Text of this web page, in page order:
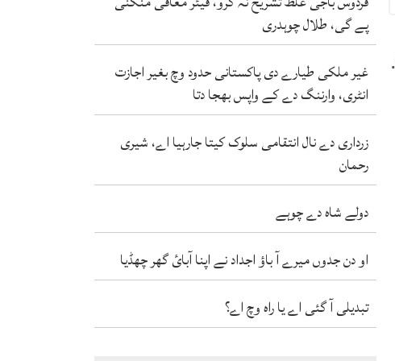
پے گی، طلال چوہدری
غیر ملکی طیارے دی پاکستانی حدود وچ بغیر اجازت
انٹری، وارننگ دے کے واپس بھجا دتا
زرداری دے نال انتقامی سلوک کیتا جارہیا اے، شیری
رحمان
دولے شاہ دے چوہے
او دن جدوں میرے آ باؤ اجداد نے اپنا آبائ گھر چھڈیا
تبدیلی آ گئی اے یا راہ وچ اے؟